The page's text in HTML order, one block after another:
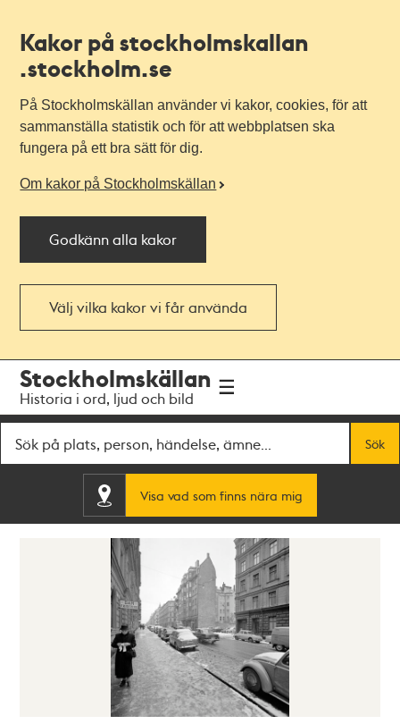
Kakor på stockholmskallan
.stockholm.se
På Stockholmskällan använder vi kakor, cookies, för att
sammanställa statistik och för att webbplatsen ska
fungera på ett bra sätt för dig.
Om kakor på Stockholmskällan
Godkänn alla kakor
Välj vilka kakor vi får använda
navigationen
huvudinnehållet
Stockholmskällan
Historia i ord, ljud och bild
Sök
Visa vad som finns nära mig